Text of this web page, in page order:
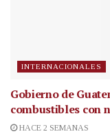
INTERNACIONALES
Gobierno de
combustibles con
HACE 2 SEMANAS